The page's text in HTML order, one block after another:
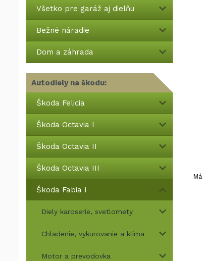
Všetko pre garáž aj dielňu
Bežné náradie
Dom a záhrada
Autodiely na škodu:
Škoda Felicia
Škoda Octavia I
Škoda Octavia II
Škoda Octavia III
Škoda Fabia I
Diely karoserie, svetlomety
Chladenie, vykurovanie a klíma
Motor a prevodovka